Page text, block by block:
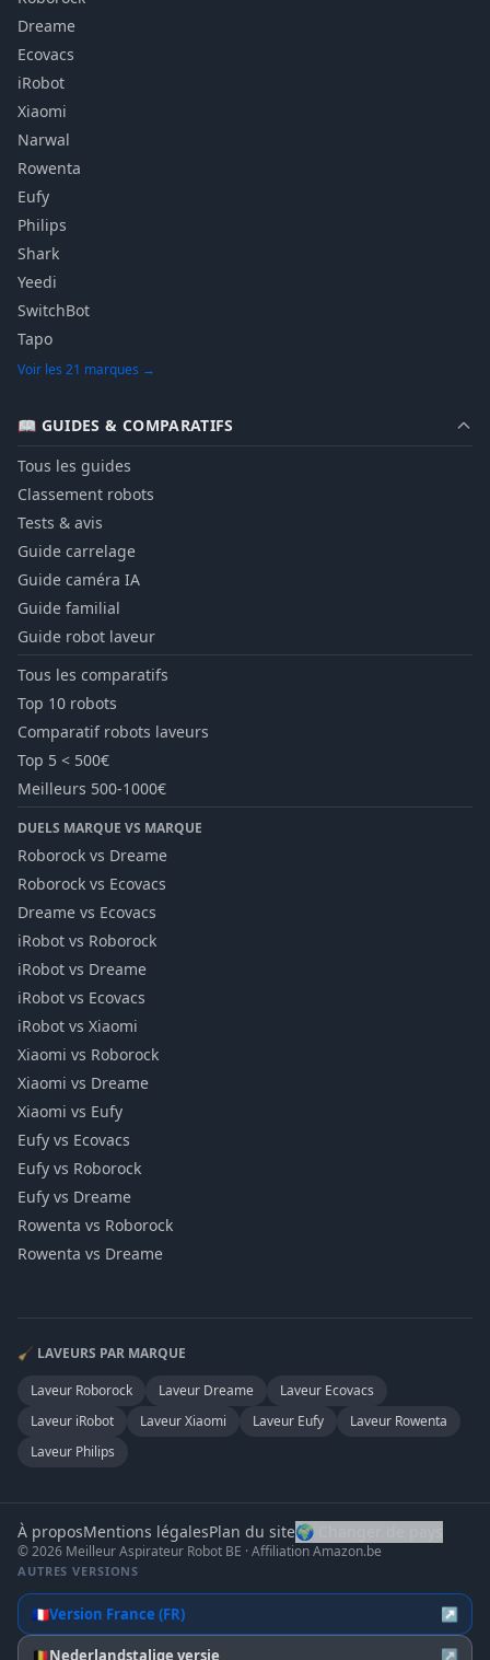
Dreame
Ecovacs
iRobot
Xiaomi
Narwal
Rowenta
Eufy
Philips
Shark
Yeedi
SwitchBot
Tapo
Voir les 21 marques →
📖 GUIDES & COMPARATIFS
Tous les guides
Classement robots
Tests & avis
Guide carrelage
Guide caméra IA
Guide familial
Guide robot laveur
Tous les comparatifs
Top 10 robots
Comparatif robots laveurs
Top 5 < 500€
Meilleurs 500-1000€
DUELS MARQUE VS MARQUE
Roborock vs Dreame
Roborock vs Ecovacs
Dreame vs Ecovacs
iRobot vs Roborock
iRobot vs Dreame
iRobot vs Ecovacs
iRobot vs Xiaomi
Xiaomi vs Roborock
Xiaomi vs Dreame
Xiaomi vs Eufy
Eufy vs Ecovacs
Eufy vs Roborock
Eufy vs Dreame
Rowenta vs Roborock
Rowenta vs Dreame
🧹 LAVEURS PAR MARQUE
Laveur Roborock Laveur Dreame Laveur Ecovacs
Laveur iRobot LaveurXiaomi Laveur Eufy Laveur Rowenta
Laveur Philips
À proposMentions légalesPlan du site🌍 Changer de pays
© 2026 Meilleur Aspirateur Robot BE · Affiliation Amazon.be
AUTRES VERSIONS
🇫🇷Version France (FR) ↗
🇧🇪Nederlandstalige versie ↗